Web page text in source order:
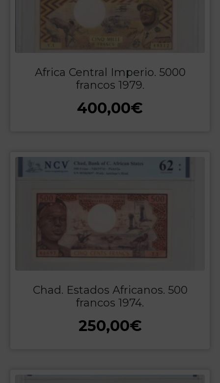
Africa Central Imperio. 5000
francos 1979.
400,00€
Chad. Estados Africanos. 500
francos 1974.
250,00€